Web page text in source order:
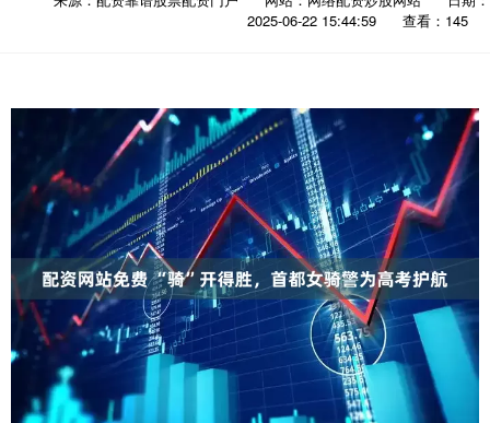
2025-06-22 15:44:59
查看：145